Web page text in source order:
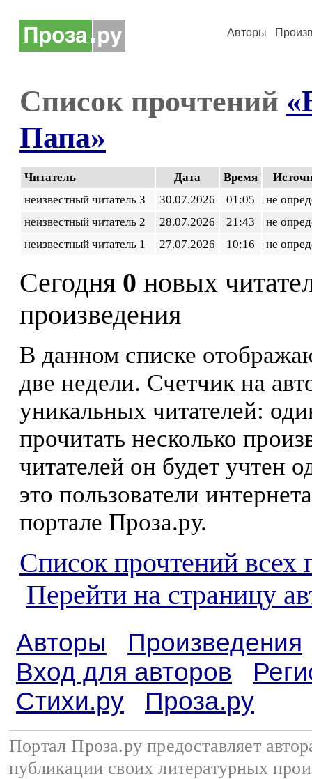
Авторы
Список прочтений
Папа»
Читатель Дата Время
неизвестный читатель 3
30.07.2026 01:05
не
неизвестный читатель 2
28.07.2026 21:43
не
неизвестный читатель 1
27.07.2026 10:16 не
Сегодня 0 новых
произведения
В данном списке
две недели. Счетчик на
уникальных читателей:
прочитать несколько
читателей он будет учтен
это пользователи
портале Проза.ру.
Список прочтений всех
Перейти на страницу
Авторы
Произведения
Вход для авторов
Стихи.ру
Проза.ру
Портал Проза.ру предоставляет
публикации своих литературных